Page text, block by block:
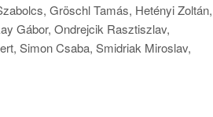
Gröschl Tamás, Hetényi Zoltán,
Gábor, Ondrejcik Rasztiszlav,
Simon Csaba, Smidriak Miroslav,